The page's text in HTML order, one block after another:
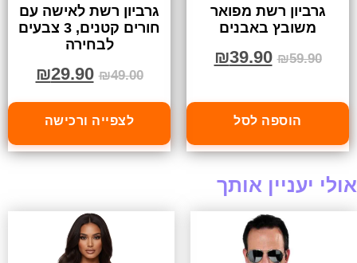
גרביון רשת מפואר
משובץ באבנים
₪59.90
₪39.90
הוספה לסל
גרביון רשת לאישה עם
חורים קטנים, 3 צבעים
לבחירה
₪49.00
₪29.90
לצפייה ורכישה
אולי יעניין אותך